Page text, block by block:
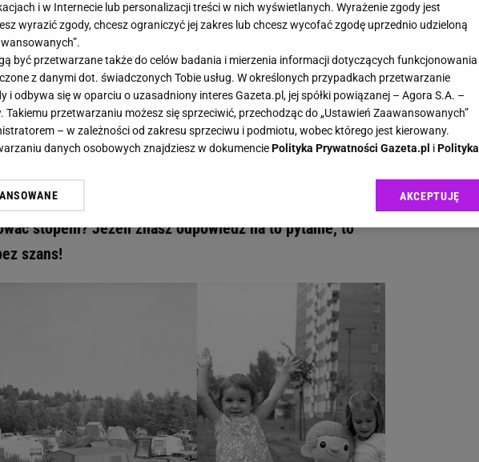
w PRL-u. Większość z was odpada w 4. pytaniu. Młodzież jest bez szans! - Gazeta.pl
w PRL-u. Większość z was
jest bez szans!
quiz i przypomnij sobie, jak wtedy wyglądały
stopem? Jeżeli znasz odpowiedź na to pytanie, to
szans!
i w Internecie lub personalizacji treści w nich wyświetlanych. Wyrażenie zgody jest
wyrazić zgody, chcesz ograniczyć jej zakres lub chcesz wycofać zgodę uprzednio udzieloną
być przetwarzane także do celów badania i mierzenia informacji dotyczących funkcjonowania
z danymi dot. świadczonych Tobie usług. W określonych przypadkach przetwarzanie
i odbywa się w oparciu o uzasadniony interes Gazeta.pl, jej spółki powiązanej – Agora S.A. –
Takiemu przetwarzaniu możesz się sprzeciwić, przechodząc do „Ustawień Zaawansowanych”
– w zależności od zakresu sprzeciwu i podmiotu, wobec którego jest kierowany.
danych osobowych znajdziesz w dokumenciePolityka Prywatności Gazeta.pl iPolityka
też zgodę na zainstalowanie i przechowywanie plików cookie Gazeta.pl sp. z o.o., jej
narzędzie do zarządzania twoimi preferencjami dot. przetwarzania danych poprzez
” w stopce serwisu i przechodząc do „Ustawień Zaawansowanych”. Zmiana ustawień
i Agora S.A. możemy przetwarzać dane osobowe w następujących celach:
geolokalizacyjnych. Aktywne skanowanie charakterystyki urządzenia do celów identyfikacji.
na urządzeniu lub dostęp do nich. Spersonalizowane reklamy i treści, pomiar reklam i treści,
usług.
AKCEPTUJĘ